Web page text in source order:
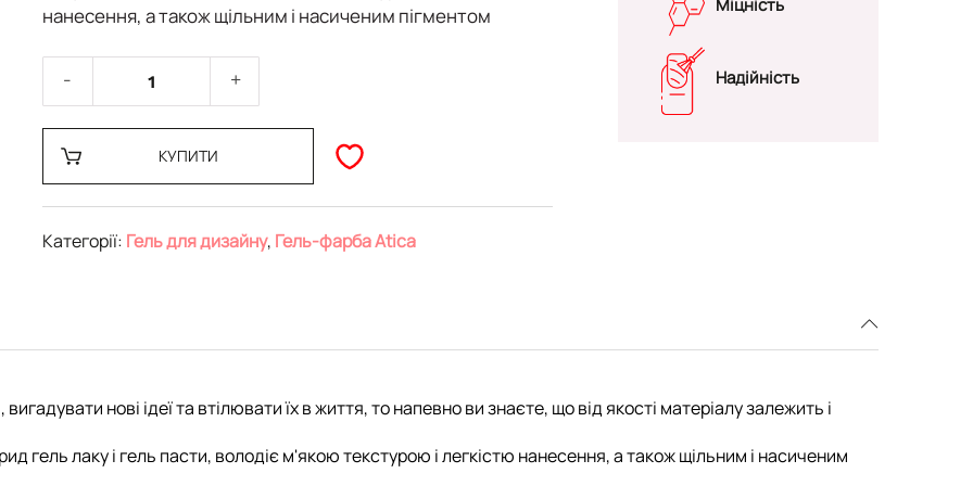
нанесення, а також щільним і насиченим пігментом
КУПИТИ
Категорії: Гель для дизайну, Гель-фарба Atica
Надійність
нові ідеї та втілювати їх в життя, то напевно ви знаєте, що від якості матеріалу залежить і
гель лаку і гель пасти, володіє м'якою текстурою і легкістю нанесення, а також щільним і насиченим